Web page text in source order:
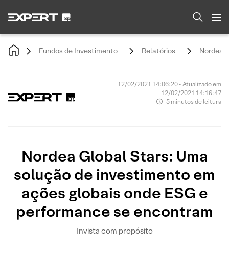
Fundos de Investimento Relatórios Nordea
12/02/2021 14:06:20 • Atualizado em
12/02/2021 14:16:47
5 minutos de leitura
Nordea Global Stars: Uma
solução de investimento em
ações globais onde ESG e
performance se encontram
Invista com propósito